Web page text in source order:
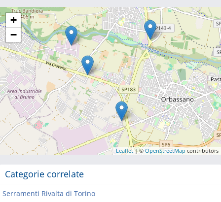
+
−
Leaflet| © OpenStreetMap contributors
Categorie correlate
Serramenti Rivalta di Torino